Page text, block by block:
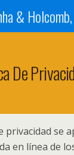
De
privacidad se
en línea de